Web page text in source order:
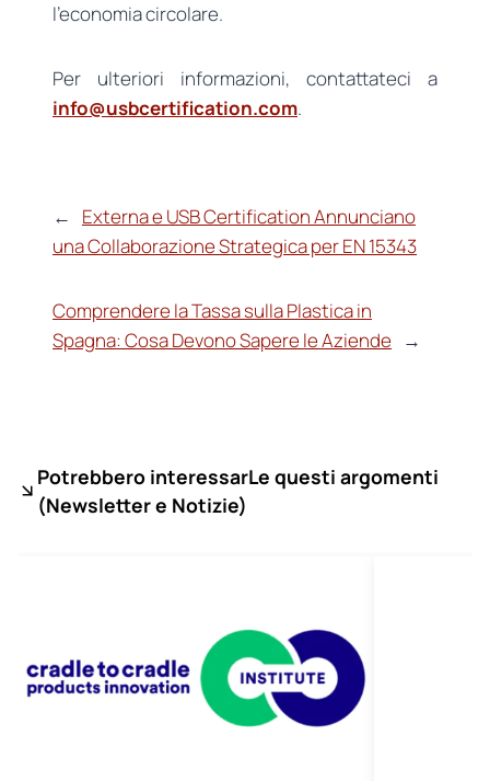
l’economia circolare.
Per ulteriori informazioni, contattateci a
info@usbcertification.com.
←
Externa e USB Certification Annunciano
una Collaborazione Strategica per EN 15343
Comprendere la Tassa sulla Plastica in
Spagna: Cosa Devono Sapere le Aziende
→
Potrebbero interessarLe questi argomenti
(Newsletter e Notizie)